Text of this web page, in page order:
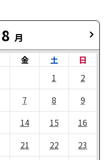
8 月
金 土
日
1
2
7 8
9
14 15
16
21 22
23